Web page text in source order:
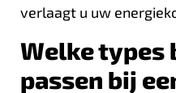
verlaagt u uw
Welke types
passen bij